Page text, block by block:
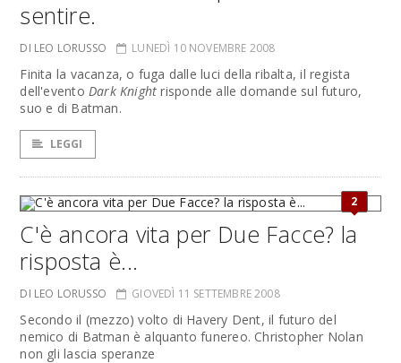
sentire.
DI LEO LORUSSO LUNEDÌ 10 NOVEMBRE 2008
Finita la vacanza, o fuga dalle luci della ribalta, il regista
dell'evento Dark Knight risponde alle domande sul futuro,
suo e di Batman.
LEGGI
2
C'è ancora vita per Due Facce? la
risposta è...
DI LEO LORUSSO GIOVEDÌ 11 SETTEMBRE 2008
Secondo il (mezzo) volto di Havery Dent, il futuro del
nemico di Batman è alquanto funereo. Christopher Nolan
non gli lascia speranze